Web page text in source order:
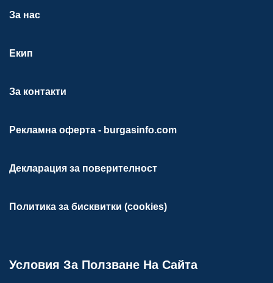
За нас
Екип
За контакти
Рекламна оферта - burgasinfo.com
Декларация за поверителност
Политика за бисквитки (cookies)
Условия За Ползване На Сайта